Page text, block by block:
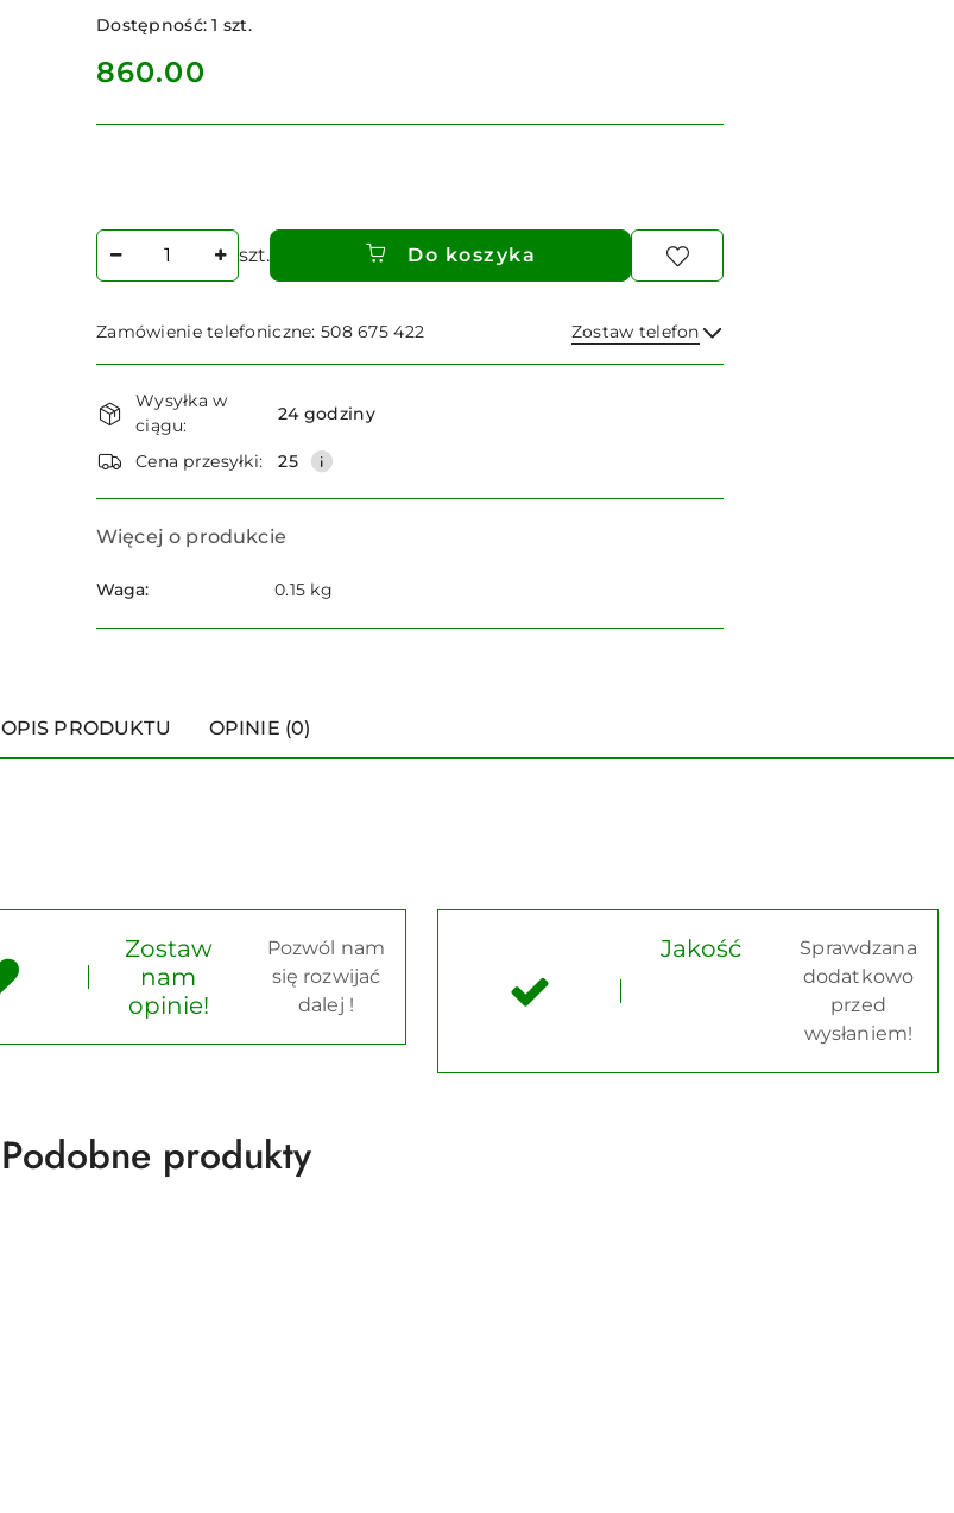
Dostępność:1 szt.
cena:
860.00
Ilość
szt. Do koszyka
Zamówienie telefoniczne: 508 675 422 Zostaw telefon
Wyślij
Dostępność
i
dostawa
Wysyłka w
ciągu:
24 godziny
Cena przesyłki: 25
Więcej o produkcie
Waga: 0.15 kg
OPIS PRODUKTU OPINIE (0)
Zostaw
nam
opinie!
Pozwól nam
się rozwijać
dalej !
Jakość
Sprawdzana
dodatkowo
przed
wysłaniem!
Produkty
Podobne produkty